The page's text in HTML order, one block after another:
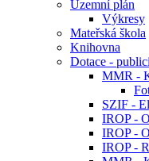
Územní plán
Výkresy
Mateřská škola
Knihovna
Dotace -
MMR -
SZIF -
IROP -
IROP -
IROP -